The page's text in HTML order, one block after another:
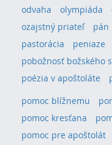
odvaha
olympiáda
ozajstný priateľ
pán
pastorácia
peniaze
pobožnosť božského
poézia v apoštoláte
pomoc blížnemu
pomoc kresťana
pomoc pre apoštolát